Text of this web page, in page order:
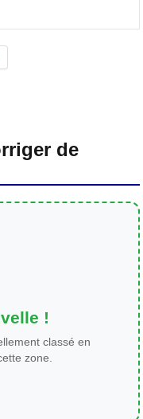
de
!
classé en
zone.